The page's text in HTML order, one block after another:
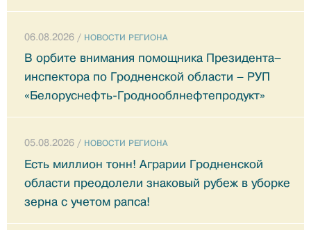
06.08.2026 / НОВОСТИ РЕГИОНА
В орбите внимания помощника Президента–
инспектора по Гродненской области – РУП
«Белоруснефть-Гроднооблнефтепродукт»
05.08.2026 / НОВОСТИ РЕГИОНА
Есть миллион тонн! Аграрии Гродненской
области преодолели знаковый рубеж в уборке
зерна с учетом рапса!